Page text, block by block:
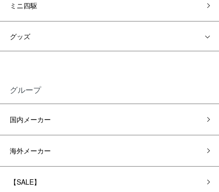
ミニ四駆
グッズ
グループ
国内メーカー
海外メーカー
【SALE】